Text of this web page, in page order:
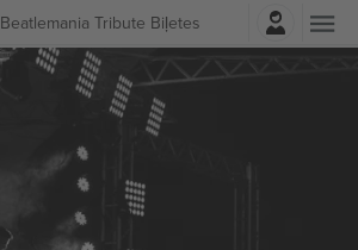
Beatlemania Tribute Biļetes
Pierakstīties